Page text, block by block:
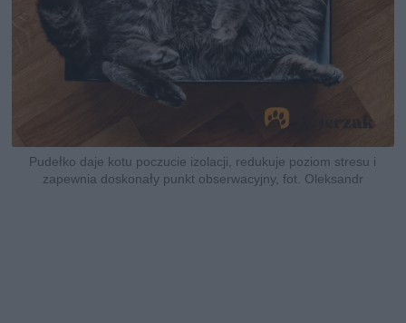
Pudełko daje kotu poczucie izolacji, redukuje poziom stresu i
zapewnia doskonały punkt obserwacyjny, fot. Oleksandr